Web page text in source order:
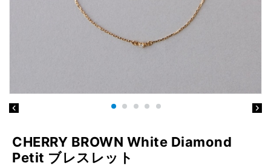
CHERRY BROWN White Diamond
Petit ブレスレット